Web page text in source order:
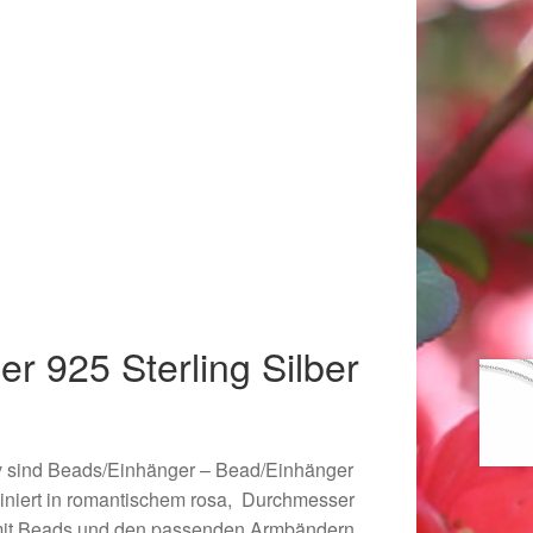
925 Sterling Silber
Beads/Einhänger – Bead/Einhänger
in romantischem rosa, Durchmesser